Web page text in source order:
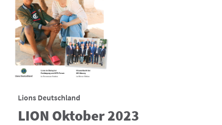
Lions Deutschland
LION Oktober 2023